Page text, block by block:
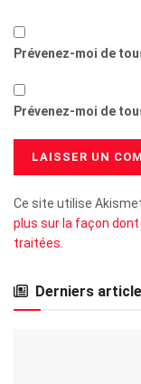
Prévenez-moi de
Prévenez-moi de
Ce site utilise
plus sur la façon
traitées
Derniers